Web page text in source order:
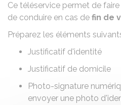
Ce téléservice permet de
de conduire en cas de fin de
Préparez les éléments
Justificatif d'identité
Justificatif de domicile
Photo-signature
envoyer une photo